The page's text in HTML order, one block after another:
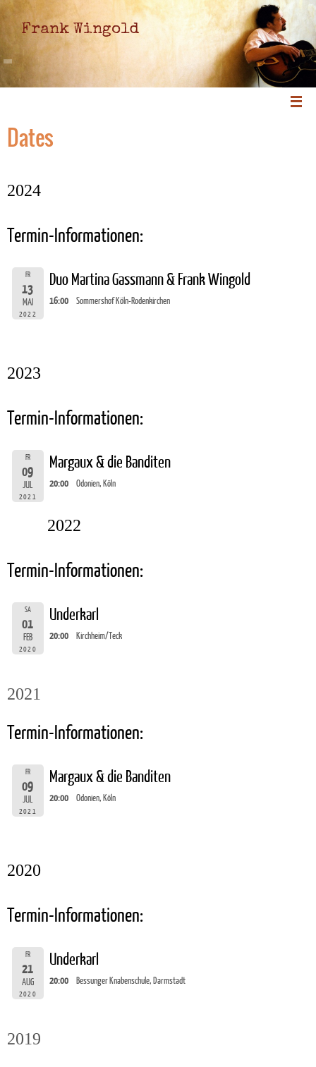
Frank Wingold
Dates
2024
Termin-Informationen:
FR
13
MAI
2022
Duo Martina Gassmann & Frank Wingold
16:00 Sommershof Köln-Rodenkirchen
2023
Termin-Informationen:
FR
09
JUL
2021
Margaux & die Banditen
20:00 Odonien, Köln
2022
Termin-Informationen:
SA
01
FEB
2020
Underkarl
20:00 Kirchheim/Teck
2021
Termin-Informationen:
FR
09
JUL
2021
Margaux & die Banditen
20:00 Odonien, Köln
2020
Termin-Informationen:
FR
21
AUG
2020
Underkarl
20:00 Bessunger Knabenschule, Darmstadt
2019